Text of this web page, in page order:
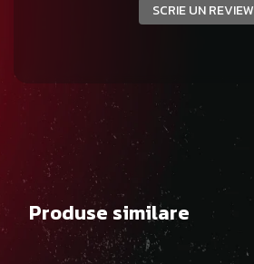
SCRIE UN REVIEW
Produse similare